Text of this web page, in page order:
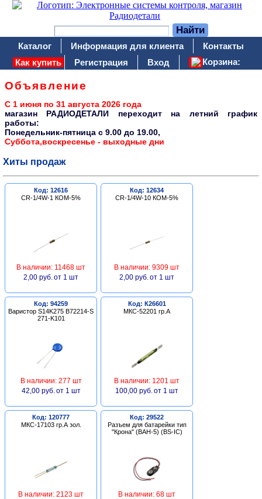
Каталог Информация для клиента
Контакты
Как купить
Регистрация Вход Корзина:
Объявление
С 1 июня по 31 августа 2026 года
магазин РАДИОДЕТАЛИ переходит на летний график
работы:
Понедельник-пятница c 9.00 до 19.00,
Суббота,воскресенье - выходные дни
Хиты продаж
Код: 12616
CR-1/4W-1 КОМ-5%
В наличии: 11468 шт
2,00 руб. от 1 шт
Код: 12634
CR-1/4W-10 КОМ-5%
В наличии: 9309 шт
2,00 руб. от 1 шт
Код: 94259
Варистор S14K275 B72214-S
271-K101
В наличии: 277 шт
42,00 руб. от 1 шт
Код: К26601
МКС-52201 гр.А
В наличии: 1201 шт
100,00 руб. от 1 шт
Код: 120777
МКС-17103 гр.А зол.
В наличии: 2123 шт
Код: 29522
Разъем для батарейки тип
"Крона" (BAH-5) (BS-IC)
В наличии: 68 шт